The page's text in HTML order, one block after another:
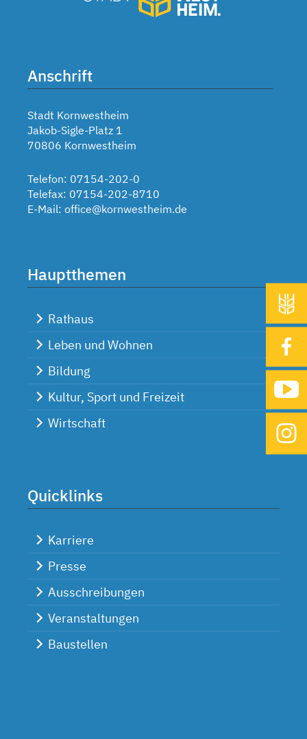
Anschrift
Stadt Kornwestheim
Jakob-Sigle-Platz 1
70806 Kornwestheim
Telefon: 07154-202-0
Telefax: 07154-202-8710
E-Mail: office@kornwestheim.de
Hauptthemen
Rathaus
Leben und Wohnen
Bildung
Kultur, Sport und Freizeit
Wirtschaft
Quicklinks
Karriere
Presse
Ausschreibungen
Veranstaltungen
Baustellen